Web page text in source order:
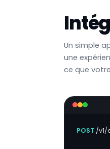
Un simple
une
ce que
POST /v1/